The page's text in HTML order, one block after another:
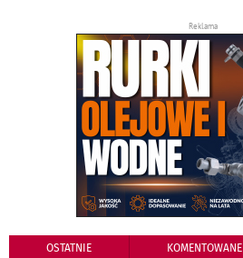
Reklama
OSTATNIE KOMENTOWANE